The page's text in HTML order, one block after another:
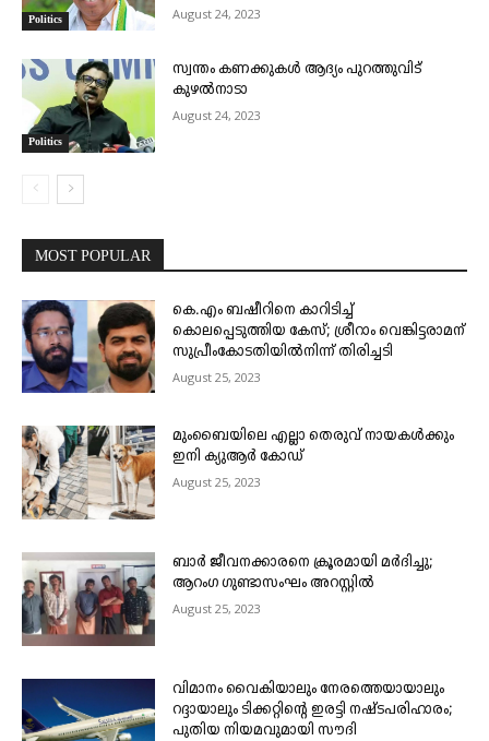
Politics August 24, 2023
Politics
സ്വന്തം കണക്കുകൾ ആദ്യം പുറത്തുവിട്
കുഴൽനാടാ
August 24, 2023
MOST POPULAR
കെ.എം ബഷീറിനെ കാറിടിച്ച്
കൊലപ്പെടുത്തിയ കേസ്; ശ്രീറാം വെങ്കിട്ടരാമന്
സുപ്രീംകോടതിയിൽനിന്ന് തിരിച്ചടി
August 25, 2023
മുംബൈയിലെ എല്ലാ തെരുവ് നായകൾക്കും
ഇനി ക്യുആർ കോഡ്
August 25, 2023
ബാർ ജീവനക്കാരനെ ക്രൂരമായി മർദിച്ചു;
ആറംഗ ഗുണ്ടാസംഘം അറസ്റ്റിൽ
August 25, 2023
വിമാനം വൈകിയാലും നേരത്തെയായാലും
റദ്ദായാലും ടിക്കറ്റിന്റെ ഇരട്ടി നഷ്ടപരിഹാരം;
പുതിയ നിയമവുമായി സൗദി